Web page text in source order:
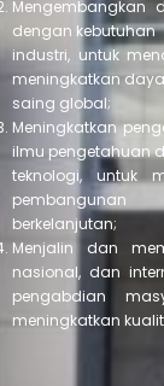
Mengembangkan
dengan kebutuhan
industri, untuk
meningkatkan daya
saing global;
Meningkatkan
ilmu pengetahuan
teknologi, untuk
pembangunan
berkelanjutan;
Menjalin dan
nasional, dan
pengabdian
meningkatkan